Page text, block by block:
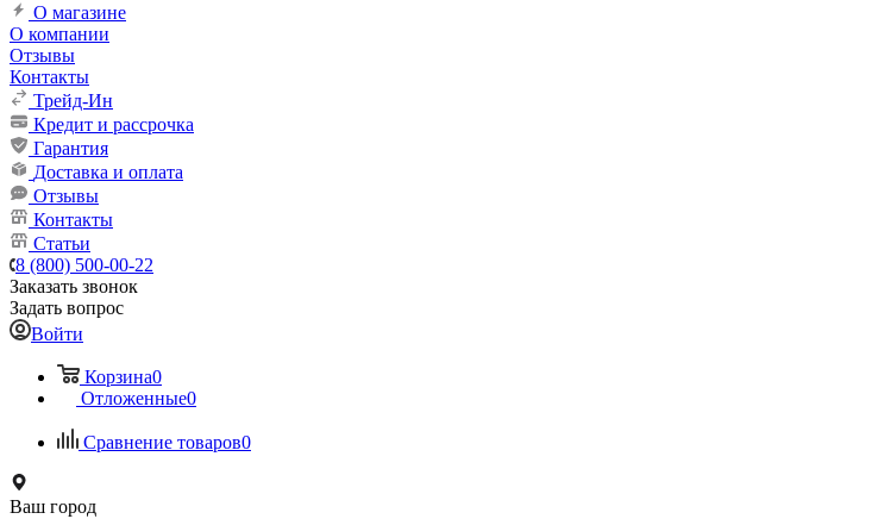
О магазине
О компании
Отзывы
Контакты
Трейд-Ин
Кредит и рассрочка
Гарантия
Доставка и оплата
Отзывы
Контакты
Статьи
8 (800) 500-00-22
Заказать звонок
Задать вопрос
Войти
Корзина0
Отложенные0
Сравнение товаров0
Ваш город